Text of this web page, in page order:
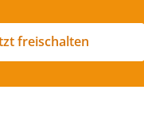
freischalten